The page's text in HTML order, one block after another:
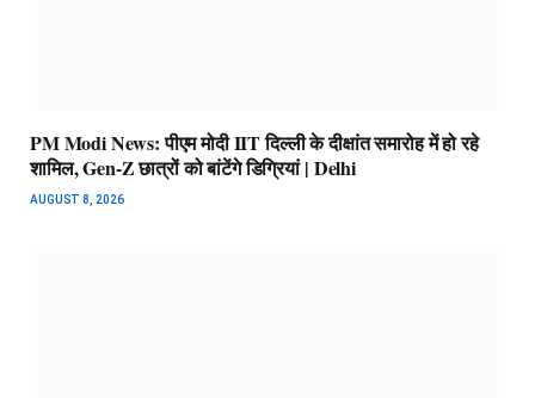
PM Modi News: पीएम मोदी IIT दिल्ली के दीक्षांत समारोह में हो रहे
शामिल, Gen-Z छात्रों को बांटेंगे डिग्रियां | Delhi
AUGUST 8, 2026